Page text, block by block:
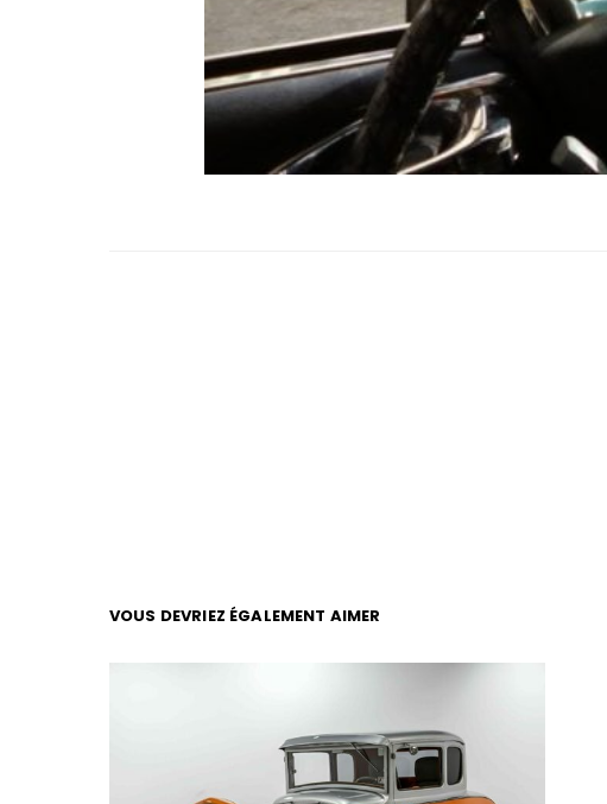
VOUS DEVRIEZ ÉGALEMENT AIMER